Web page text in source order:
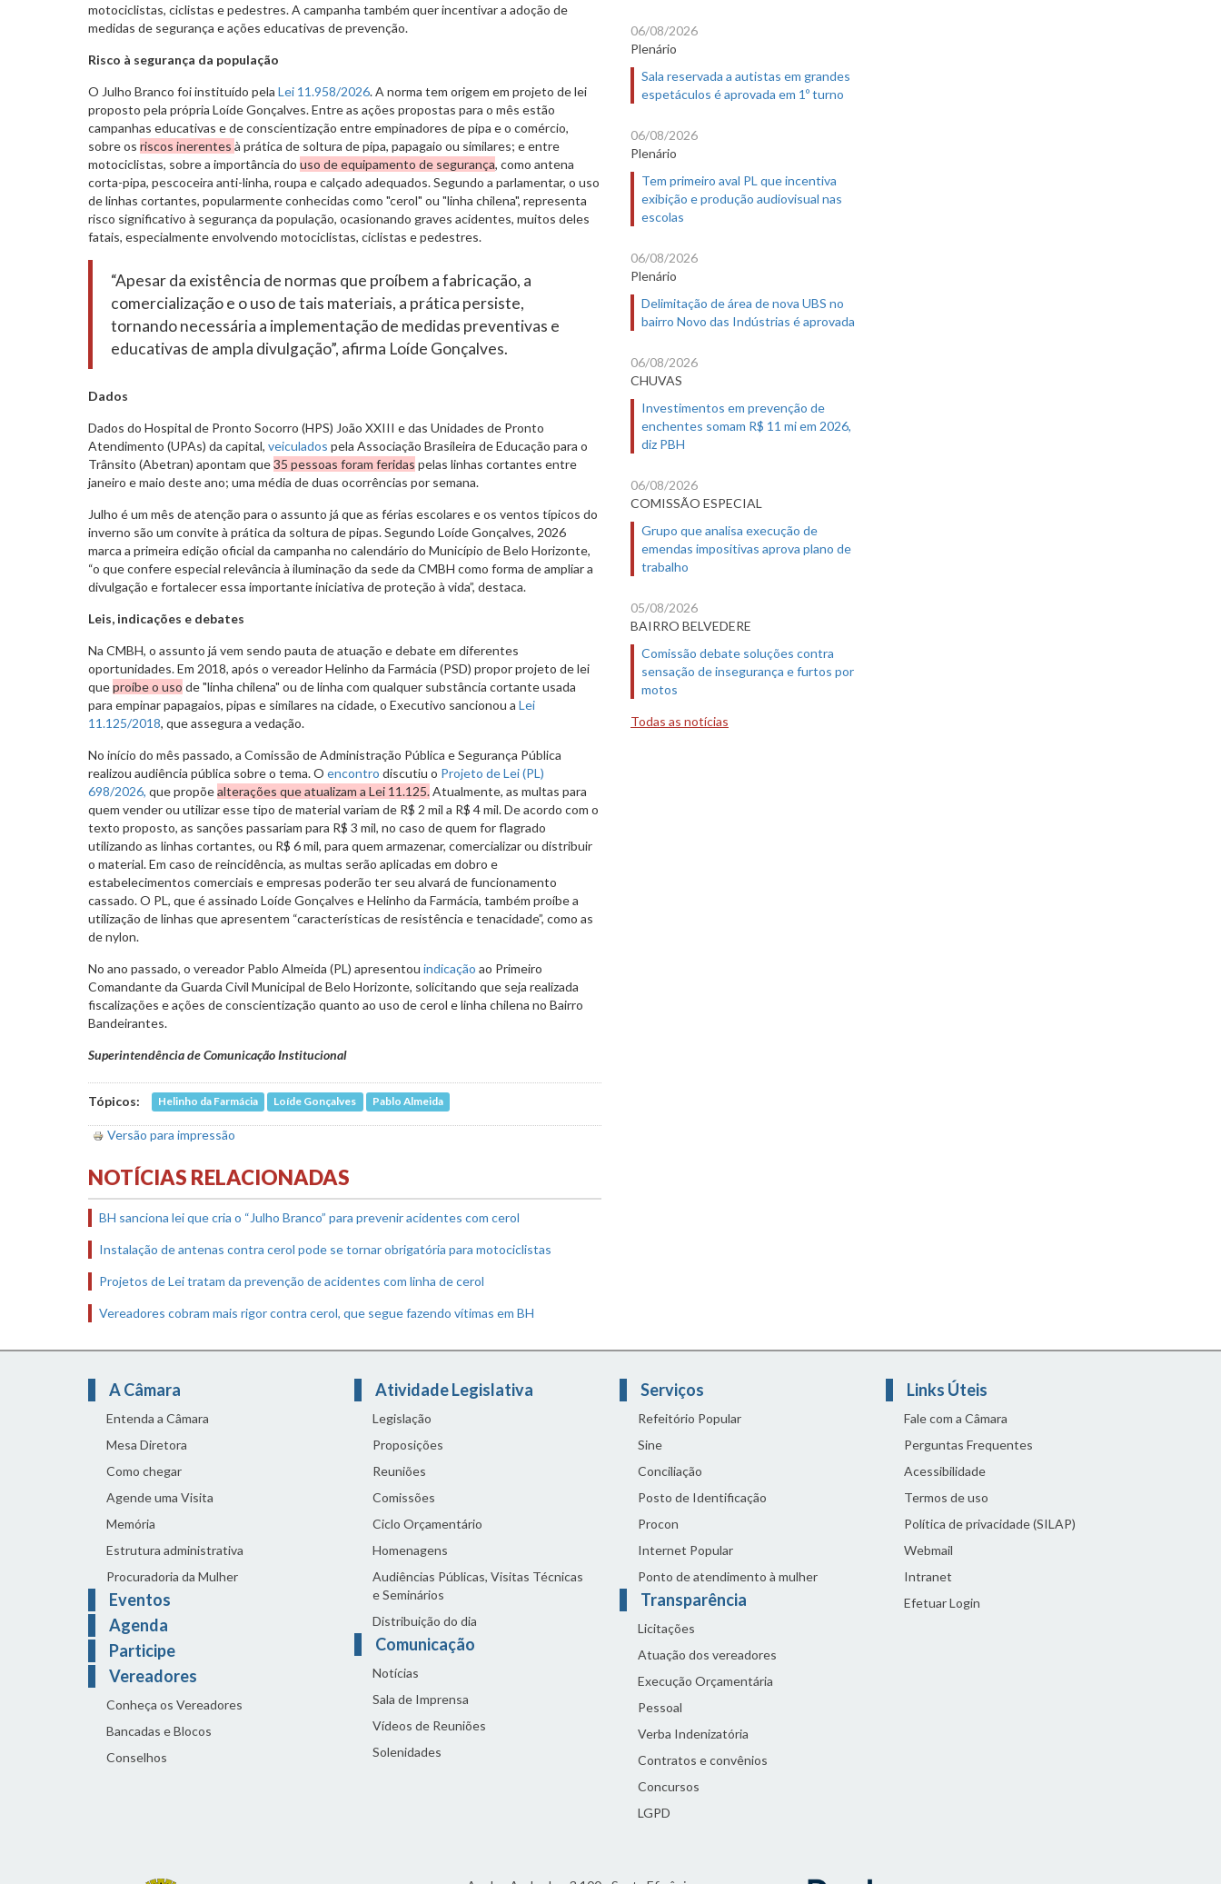
motociclistas, ciclistas e pedestres. A campanha também quer incentivar a adoção de
medidas de segurança e ações educativas de prevenção.
Risco à segurança da população
O Julho Branco foi instituído pela Lei 11.958/2026. A norma tem origem em projeto de lei
proposto pela própria Loíde Gonçalves. Entre as ações propostas para o mês estão
campanhas educativas e de conscientização entre empinadores de pipa e o comércio,
sobre os riscos inerentes à prática de soltura de pipa, papagaio ou similares; e entre
motociclistas, sobre a importância do uso de equipamento de segurança, como antena
corta-pipa, pescoceira anti-linha, roupa e calçado adequados. Segundo a parlamentar, o uso
de linhas cortantes, popularmente conhecidas como "cerol" ou "linha chilena", representa
risco significativo à segurança da população, ocasionando graves acidentes, muitos deles
fatais, especialmente envolvendo motociclistas, ciclistas e pedestres.
“Apesar da existência de normas que proíbem a fabricação, a
comercialização e o uso de tais materiais, a prática persiste,
tornando necessária a implementação de medidas preventivas e
educativas de ampla divulgação”, afirma Loíde Gonçalves.
Dados
Dados do Hospital de Pronto Socorro (HPS) João XXIII e das Unidades de Pronto
Atendimento (UPAs) da capital, veiculados pela Associação Brasileira de Educação para o
Trânsito (Abetran) apontam que35 pessoas foram feridas pelas linhas cortantes entre
janeiro e maio deste ano; uma média de duas ocorrências por semana.
Julho é um mês de atenção para o assunto já que as férias escolares e os ventos típicos do
inverno são um convite à prática da soltura de pipas. Segundo Loíde Gonçalves, 2026
marca a primeira edição oficial da campanha no calendário do Município de Belo Horizonte,
“o que confere especial relevância à iluminação da sede da CMBH como forma de ampliar a
divulgação e fortalecer essa importante iniciativa de proteção à vida”, destaca.
Leis, indicações e debates
Na CMBH, o assunto já vem sendo pauta de atuação e debate em diferentes
oportunidades. Em 2018, após o vereador Helinho da Farmácia (PSD) propor projeto de lei
queproíbe o uso de "linha chilena" ou de linha com qualquer substância cortante usada
para empinar papagaios, pipas e similares na cidade, o Executivo sancionou a Lei
11.125/2018, que assegura a vedação.
No início do mês passado, a Comissão de Administração Pública e Segurança Pública
realizou audiência pública sobre o tema. O encontro discutiu o Projeto de Lei (PL)
698/2026, que propõealterações que atualizam a Lei 11.125.Atualmente, as multas para
quem vender ou utilizar esse tipo de material variam de R$ 2 mil a R$ 4 mil. De acordo com o
texto proposto, as sanções passariam para R$ 3 mil, no caso de quem for flagrado
utilizando as linhas cortantes, ou R$ 6 mil, para quem armazenar, comercializar ou distribuir
o material. Em caso de reincidência, as multas serão aplicadas em dobro e
estabelecimentos comerciais e empresas poderão ter seu alvará de funcionamento
cassado. O PL, que é assinado Loíde Gonçalves e Helinho da Farmácia, também proíbe a
utilização de linhas que apresentem “características de resistência e tenacidade”, como as
de nylon.
No ano passado, o vereador Pablo Almeida (PL) apresentou indicação ao Primeiro
Comandante da Guarda Civil Municipal de Belo Horizonte, solicitando que seja realizada
fiscalizações e ações de conscientização quanto ao uso de cerol e linha chilena no Bairro
Bandeirantes.
Superintendência de Comunicação Institucional
Tópicos: Helinho da Farmácia Loíde Gonçalves Pablo Almeida
Versão para impressão
NOTÍCIAS RELACIONADAS
BH sanciona lei que cria o “Julho Branco” para prevenir acidentes com cerol
Instalação de antenas contra cerol pode se tornar obrigatória para motociclistas
Projetos de Lei tratam da prevenção de acidentes com linha de cerol
Vereadores cobram mais rigor contra cerol, que segue fazendo vítimas em BH
06/08/2026
Plenário
Sala reservada a autistas em grandes
espetáculos é aprovada em 1º turno
06/08/2026
Plenário
Tem primeiro aval PL que incentiva
exibição e produção audiovisual nas
escolas
06/08/2026
Plenário
Delimitação de área de nova UBS no
bairro Novo das Indústrias é aprovada
06/08/2026
CHUVAS
Investimentos em prevenção de
enchentes somam R$ 11 mi em 2026,
diz PBH
06/08/2026
COMISSÃO ESPECIAL
Grupo que analisa execução de
emendas impositivas aprova plano de
trabalho
05/08/2026
BAIRRO BELVEDERE
Comissão debate soluções contra
sensação de insegurança e furtos por
motos
Todas as notícias
A Câmara
Entenda a Câmara
Mesa Diretora
Como chegar
Agende uma Visita
Memória
Estrutura administrativa
Procuradoria da Mulher
Eventos
Agenda
Participe
Vereadores
Conheça os Vereadores
Bancadas e Blocos
Conselhos
Atividade Legislativa
Legislação
Proposições
Reuniões
Comissões
Ciclo Orçamentário
Homenagens
Audiências Públicas, Visitas Técnicas
e Seminários
Distribuição do dia
Comunicação
Notícias
Sala de Imprensa
Vídeos de Reuniões
Solenidades
Serviços
Refeitório Popular
Sine
Conciliação
Posto de Identificação
Procon
Internet Popular
Ponto de atendimento à mulher
Transparência
Licitações
Atuação dos vereadores
Execução Orçamentária
Pessoal
Verba Indenizatória
Contratos e convênios
Concursos
LGPD
Links Úteis
Fale com a Câmara
Perguntas Frequentes
Acessibilidade
Termos de uso
Política de privacidade (SILAP)
Webmail
Intranet
Efetuar Login